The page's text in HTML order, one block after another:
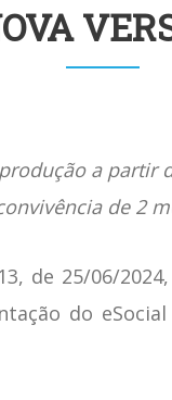
a
de 2
de 25/06/
do